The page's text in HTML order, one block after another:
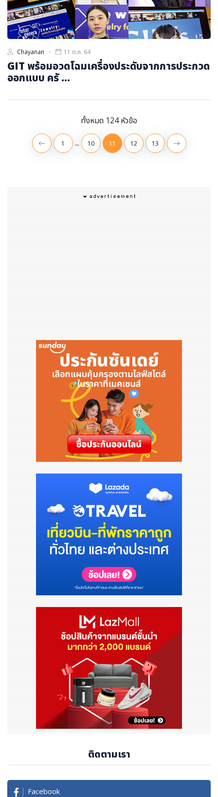
Chayanan 11 ต.ค. 64
GIT พร้อมอวดโฉมเครื่องประดับจากการประกวด
ออกแบบ ครั ...
ทั้งหมด 124 หัวข้อ
1 ... 10 11 12 13
ติดตามเรา
Facebook